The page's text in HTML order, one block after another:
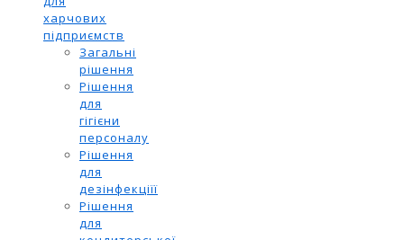
харчових
підприємств
Загальні
рішення
Рішення
для
гігієни
персоналу
Рішення
для
дезінфекціїї
Рішення
для